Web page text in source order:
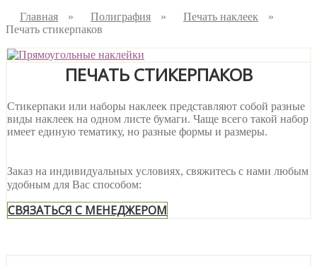
Главная » Полиграфия » Печать наклеек
»
Печать стикерпаков
ПЕЧАТЬ СТИКЕРПАКОВ
Стикерпаки или наборы наклеек представляют собой разные
виды наклеек на одном листе бумаги. Чаще всего такой набор
имеет единую тематику, но разные формы и размеры.
Заказ на индивидуальных условиях, свяжитесь с нами любым
удобным для Вас способом:
СВЯЗАТЬСЯ С МЕНЕДЖЕРОМ